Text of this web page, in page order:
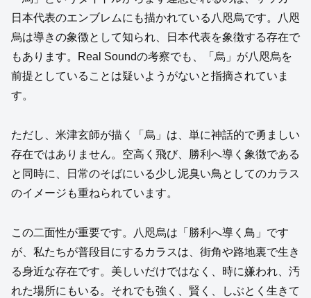
日本代表のエンブレムにも描かれている八咫烏です。八咫
烏は導きの象徴として知られ、日本代表を象徴する存在で
もあります。Real Soundの考察でも、「烏」が八咫烏を
前提としていることは疑いようがないと指摘されていま
す。
ただし、米津玄師が描く「烏」は、単に神話的で勇ましい
存在ではありません。空高く飛び、勝利へ導く象徴である
と同時に、日常のそばにいる少し泥臭い鳥としてのカラス
のイメージも重ねられています。
この二面性が重要です。八咫烏は「勝利へ導く鳥」です
が、私たちが普段目にするカラスは、街角や路地裏で生き
る身近な存在です。美しいだけではなく、時に嫌われ、汚
れた場所にもいる。それでも強く、賢く、しぶとく生きて